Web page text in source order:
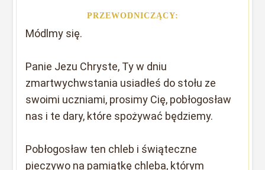
PRZEWODNICZĄCY:
Módlmy się.
Panie Jezu Chryste, Ty w dniu
zmartwychwstania usiadłeś do stołu ze
swoimi uczniami, prosimy Cię, pobłogosław
nas i te dary, które spożywać będziemy.
Pobłogosław ten chleb i świąteczne
pieczywo na pamiątkę chleba, którym